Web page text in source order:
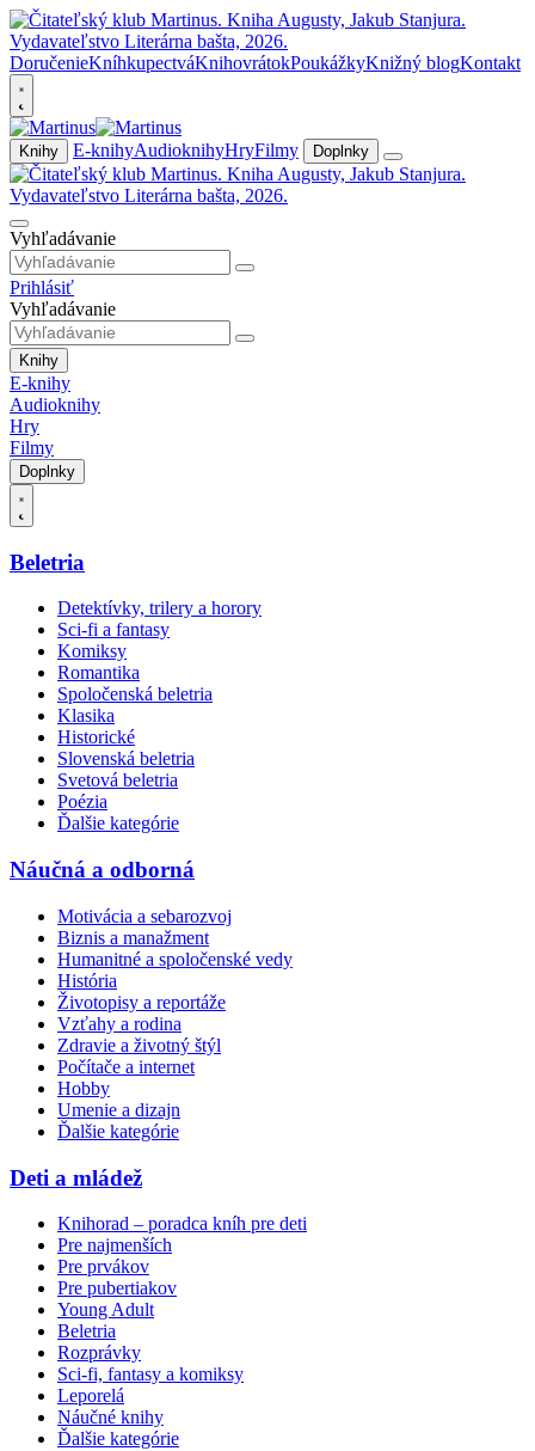
DoručenieKníhkupectváKnihovrátokPoukážkyKnižný blogKontakt
Knihy E-knihyAudioknihyHryFilmy Doplnky
Vyhľadávanie
Prihlásiť
Vyhľadávanie
Knihy
E-knihy
Audioknihy
Hry
Filmy
Doplnky
Beletria
Detektívky, trilery a horory
Sci-fi a fantasy
Komiksy
Romantika
Spoločenská beletria
Klasika
Historické
Slovenská beletria
Svetová beletria
Poézia
Ďalšie kategórie
Náučná a odborná
Motivácia a sebarozvoj
Biznis a manažment
Humanitné a spoločenské vedy
História
Životopisy a reportáže
Vzťahy a rodina
Zdravie a životný štýl
Počítače a internet
Hobby
Umenie a dizajn
Ďalšie kategórie
Deti a mládež
Knihorad – poradca kníh pre deti
Pre najmenších
Pre prvákov
Pre pubertiakov
Young Adult
Beletria
Rozprávky
Sci-fi, fantasy a komiksy
Leporelá
Náučné knihy
Ďalšie kategórie